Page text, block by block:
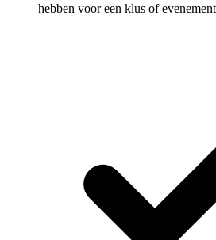
hebben voor een klus of